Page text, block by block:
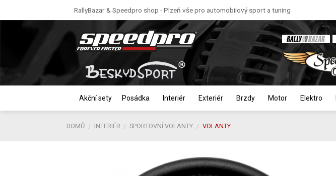
to
RallyBazar & Speedpro shop - Plzeň vše pro automobilový sport a tuning
Akční sety Posádka Interiér Exteriér Brzdy Motor Elektro
DOMŮ / INTERIÉR / SPORTOVNÍ VOLANTY / VOLANTY